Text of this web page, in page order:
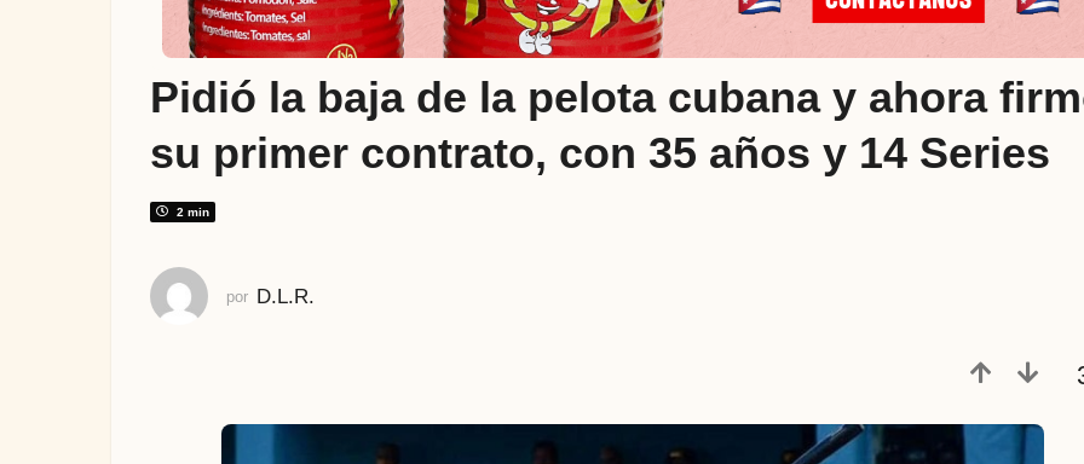
ñ
o
a
r
s
Pidió la baja de la pelota cubana y ahora
su primer contrato, con 35 años y 14 Series
2 min
por D.L.R.